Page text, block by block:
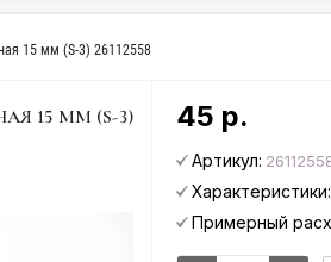
15 мм (S-3) 26112558
15 ММ (S-3)
45 р.
Артикул:
Характеристики:
Примерный